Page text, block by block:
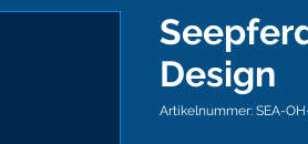
Design
Artikelnummer: SEA-